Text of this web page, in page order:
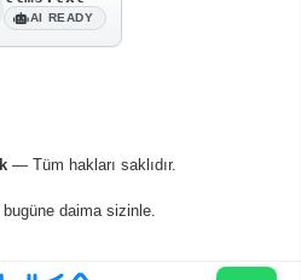
AI READY
— Tüm hakları saklıdır.
bugüne daima sizinle.